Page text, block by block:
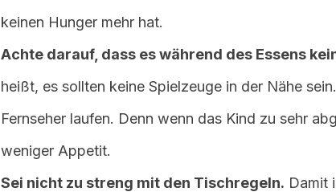
keinen Hunger mehr hat.
Achte darauf, dass es während des Essens
heißt, es sollten keine Spielzeuge in der Nähe
Fernseher laufen. Denn wenn das Kind zu sehr
weniger Appetit.
Sei nicht zu streng mit den Tischregeln. Damit